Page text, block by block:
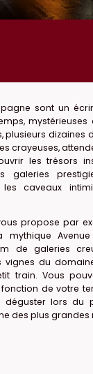
sont un
mystérieuses
plusieurs dizaines
crayeuses,
les trésors
galeries
caveaux
propose par
mythique
de galeries
vignes du
train. Vous
de votre
déguster lors du
des plus grandes